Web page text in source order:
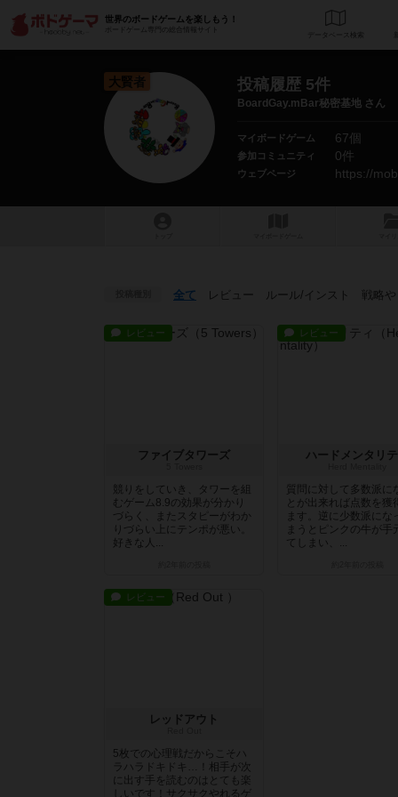
世界のボードゲームを楽しもう！
ボードゲーム専門の総合情報サイト
データベース
大賢者 投稿履歴 5件
BoardGay.mBar秘密基地 さん
マイボードゲーム 67個
参加コミュニティ 0件
ウェブページ
全て レビュー ルール/インスト 戦略
レビュー
ファイブタワーズ
競りをしていき、タワーを組
むゲーム8.9の効果が分かり
づらく、またスタピーがわか
りづらい上にテンポが悪い。
好きな人...
レビュー
ハードメンタリテ
質問に対して多数派に
とが出来れば点数を獲
ます。逆に少数派にな
まうとピンクの牛が手
てしまい、...
レビュー
レッドアウト
5枚での心理戦だからこそハ
ラハラドキドキ…！相手が次
に出す手を読むのはとても楽
しいです！サクサクやれるゲ